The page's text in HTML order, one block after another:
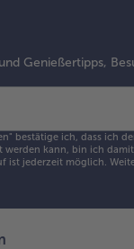
Genießertipps,
bestätige ich, dass ich
werden kann, bin ich
ist jederzeit möglich.